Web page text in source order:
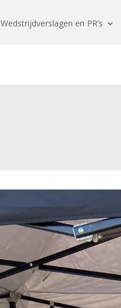
Wedstrijdverslagen en PR’s